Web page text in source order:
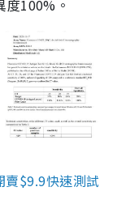
100%。
賣$9.9快速測試